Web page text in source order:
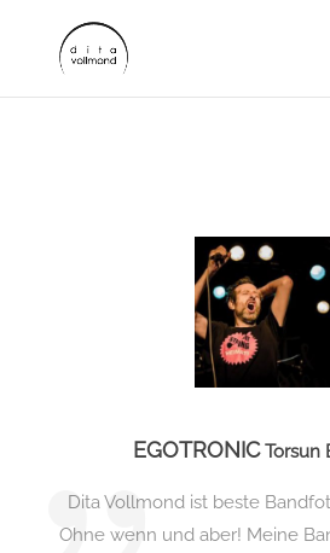
EGOTRONIC Torsun
Dita Vollmond ist beste
Ohne wenn und aber! Meine